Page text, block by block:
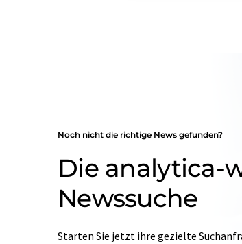
Noch nicht die richtige News gefunden?
Die analytica-
Newssuche
Starten Sie jetzt ihre gezielte